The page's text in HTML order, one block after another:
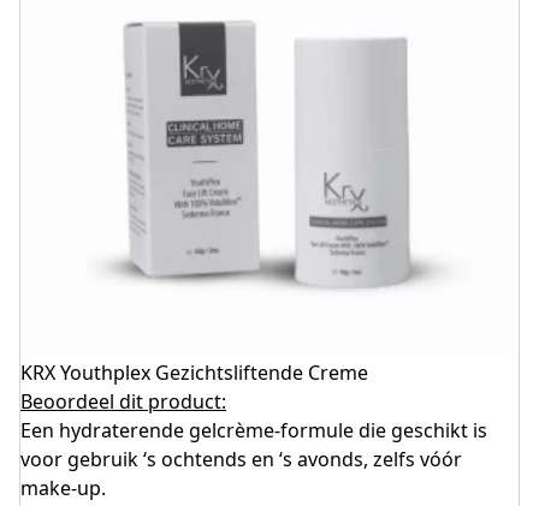
KRX Youthplex Gezichtsliftende Creme
Beoordeel dit product:
Een hydraterende gelcrème-formule die geschikt is
voor gebruik ‘s ochtends en ‘s avonds, zelfs vóór
make-up.